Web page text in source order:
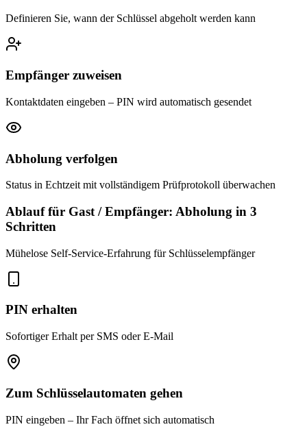
Definieren Sie, wann der Schlüssel abgeholt werden kann
Empfänger zuweisen
Kontaktdaten eingeben – PIN wird automatisch gesendet
Abholung verfolgen
Status in Echtzeit mit vollständigem Prüfprotokoll überwachen
Ablauf für Gast / Empfänger: Abholung in 3
Schritten
Mühelose Self-Service-Erfahrung für Schlüsselempfänger
PIN erhalten
Sofortiger Erhalt per SMS oder E-Mail
Zum Schlüsselautomaten gehen
PIN eingeben – Ihr Fach öffnet sich automatisch